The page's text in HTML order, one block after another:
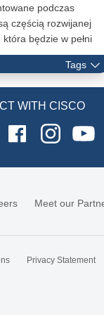
podczas
częścią rozwijanej
będzie w pełni
end-to-end
i aplikacje w
centrach danych.
Tags
WITH CISCO